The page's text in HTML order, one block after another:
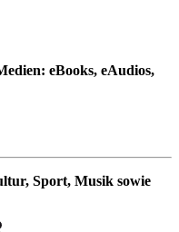
eBooks, eAudios,
Sport, Musik sowie